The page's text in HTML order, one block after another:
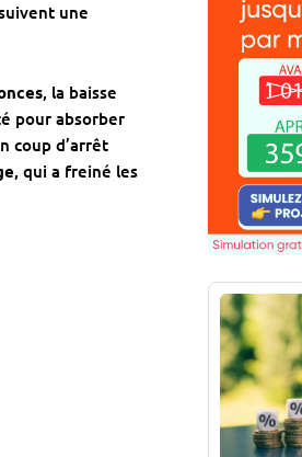
une
, la baisse
pour absorber
coup d’arrêt
, qui a freiné les